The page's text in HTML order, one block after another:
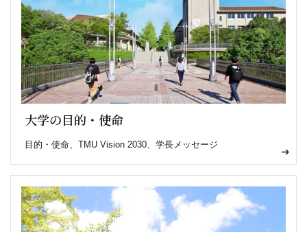
大学の目的・使命
目的・使命、TMU Vision 2030、学長メッセージ